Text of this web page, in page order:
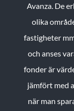
Avanza. De
olika
fastigheter
och anses
fonder är
jämfört med
när man